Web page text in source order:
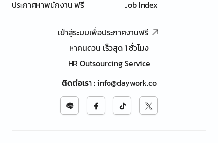
ประกาศหาพนักงาน ฟรี
Job Index
เข้าสู่ระบบเพื่อประกาศงานฟรี
หาคนด่วน เร็วสุด 1 ชั่วโมง
HR Outsourcing Service
ติดต่อเรา:info@daywork.co